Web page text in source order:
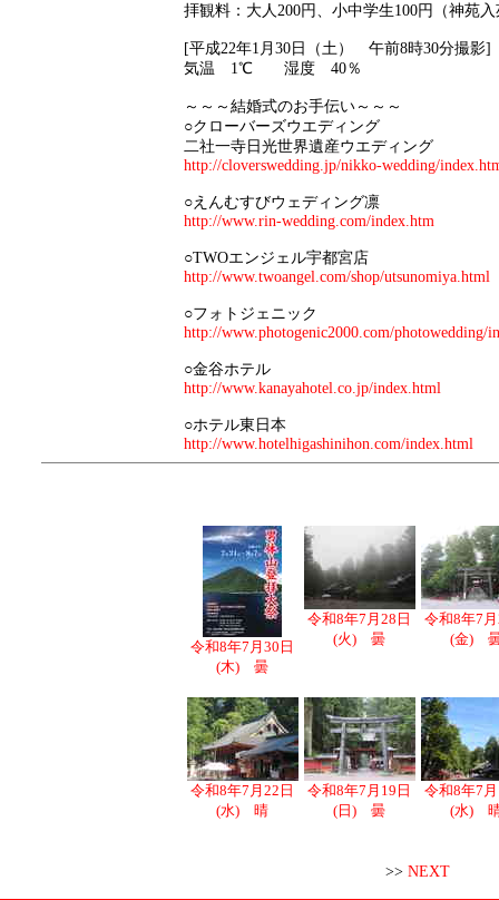
拝観料：大人200円、小中学生100円（神苑
[平成22年1月30日（土） 午前8時30分撮影]
気温 1℃ 湿度 40％
～～～結婚式のお手伝い～～～
○クローバーズウエディング
二社一寺日光世界遺産ウエディング
http://cloverswedding.jp/nikko-wedding/
○えんむすびウェディング凛
http://www.rin-wedding.com/index.htm
○TWOエンジェル宇都宮店
http://www.twoangel.com/shop/utsunomiya.html
○フォトジェニック
http://www.photogenic2000.com/photowedding/
○金谷ホテル
http://www.kanayahotel.co.jp/index.html
○ホテル東日本
http://www.hotelhigashinihon.com/index.html
令和8年7月30日
(木) 曇
令和8年7月28日
(火) 曇
令和8年7
(金)
令和8年7月22日
(水) 晴
令和8年7月19日
(日) 曇
令和8年7
(水)
>> NEXT